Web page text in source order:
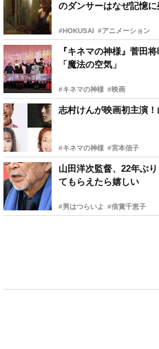
のダンサーはなぜ記憶に
#HOKUSAI #アニメーション
『キネマの神様』菅田
「魔法の空気」
#キネマの神様 #映画
志村けんが映画初主演
#キネマの神様 #宮本信子
山田洋次監督、22年ぶ
てもらえたら嬉しい
#男はつらいよ #倍賞千恵子